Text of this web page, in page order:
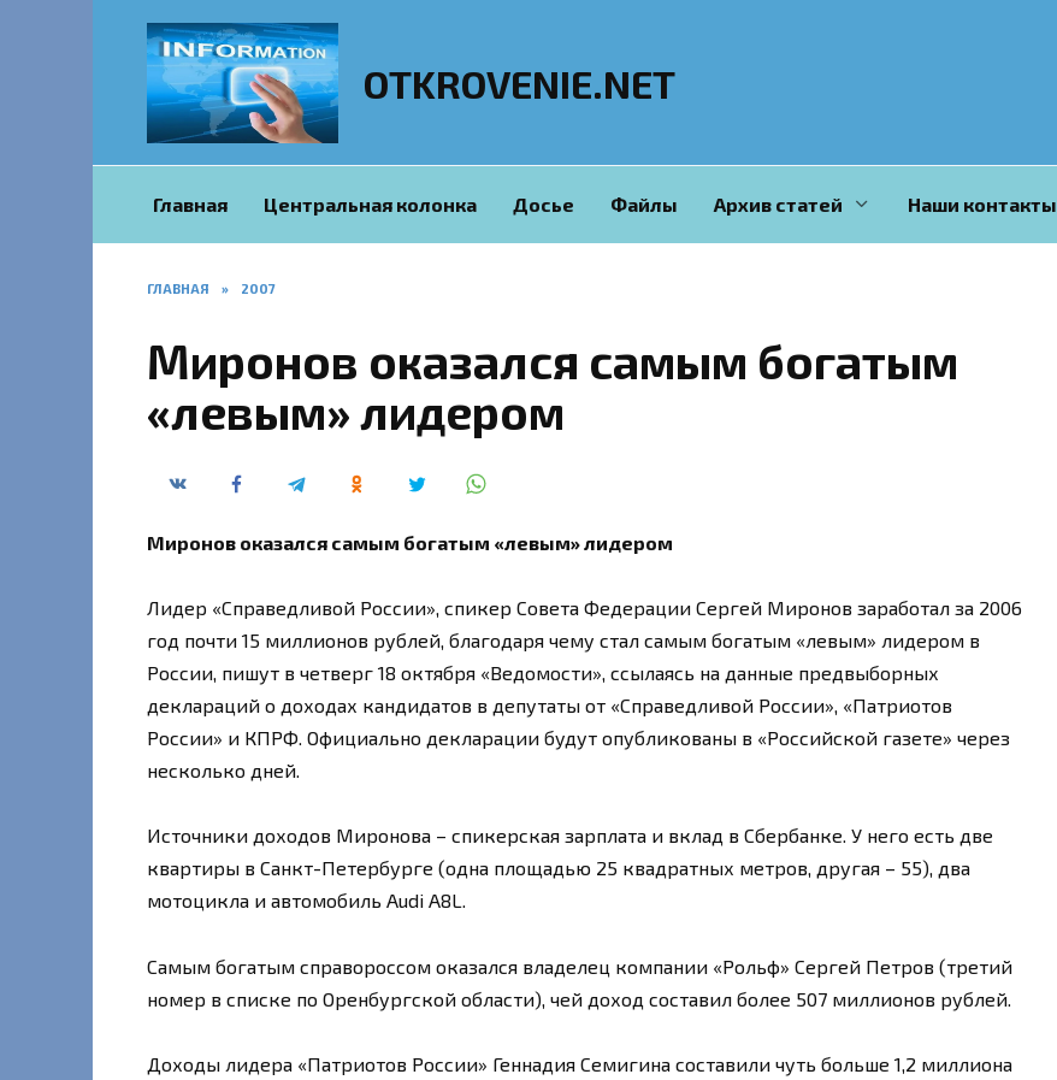
OTKROVENIE.NET
Главная Центральная колонка Досье Файлы Архив статей Наши контакты
ГЛАВНАЯ » 2007
Миронов оказался самым богатым
«левым» лидером
Миронов оказался самым богатым «левым» лидером
Лидер «Справедливой России», спикер Совета Федерации Сергей Миронов заработал за 2006
год почти 15 миллионов рублей, благодаря чему стал самым богатым «левым» лидером в
России, пишут в четверг 18 октября «Ведомости», ссылаясь на данные предвыборных
деклараций о доходах кандидатов в депутаты от «Справедливой России», «Патриотов
России» и КПРФ. Официально декларации будут опубликованы в «Российской газете» через
несколько дней.
Источники доходов Миронова – спикерская зарплата и вклад в Сбербанке. У него есть две
квартиры в Санкт-Петербурге (одна площадью 25 квадратных метров, другая – 55), два
мотоцикла и автомобиль Audi A8L.
Самым богатым справороссом оказался владелец компании «Рольф» Сергей Петров (третий
номер в списке по Оренбургской области), чей доход составил более 507 миллионов рублей.
Доходы лидера «Патриотов России» Геннадия Семигина составили чуть больше 1,2 миллиона